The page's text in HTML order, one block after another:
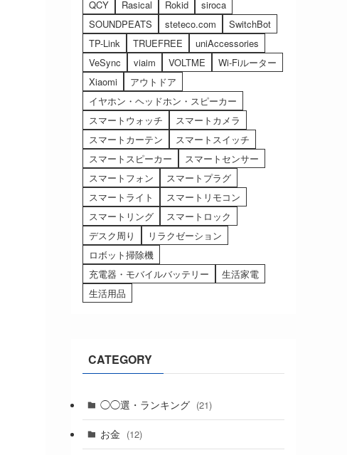
QCY
Rasical Rokid
siroca
SOUNDPEATS
steteco.com
SwitchBot
TP-Link
TRUEFREE
uniAccessories
VeSync
viaim VOLTME
Wi-Fiルーター
Xiaomi
アウトドア
イヤホン・ヘッドホン・スピーカー
スマートウォッチ
スマートカメラ
スマートカーテン
スマートスイッチ
スマートスピーカー
スマートセンサー
スマートフォン
スマートプラグ
スマートライト
スマートリモコン
スマートリング
スマートロック
デスク周り
リラクゼーション
ロボット掃除機
充電器・モバイルバッテリー
生活家電
生活用品
CATEGORY
◯◯選・ランキング (21)
お金 (12)